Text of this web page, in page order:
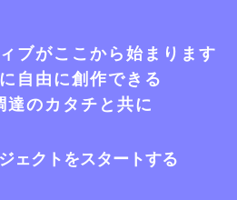
ブがここから始まります
自由に創作できる
達のカタチと共に
ェクトをスタートする